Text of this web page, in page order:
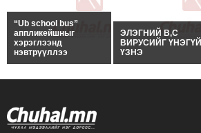
“Ub school bus”
аппликейшныг
хэрэглээнд
нэвтрүүллээ
ЭЛЭГНИЙ В,С
ВИРУСИЙГ ҮНЭГҮЙ
ҮЗНЭ